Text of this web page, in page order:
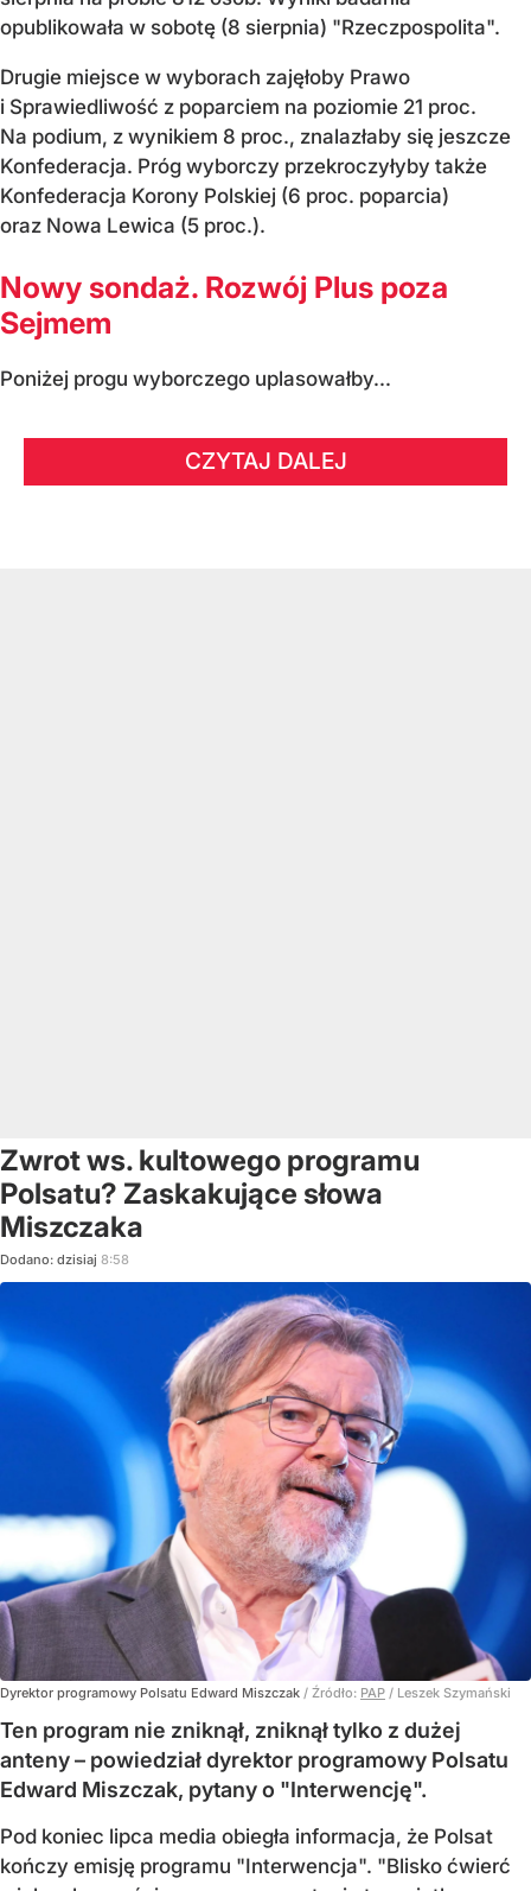
opublikowała w sobotę (8 sierpnia) "Rzeczpospolita".
Drugie miejsce w wyborach zajęłoby Prawo
i Sprawiedliwość z poparciem na poziomie 21 proc.
Na podium, z wynikiem 8 proc., znalazłaby się jeszcze
Konfederacja. Próg wyborczy przekroczyłyby także
Konfederacja Korony Polskiej (6 proc. poparcia)
oraz Nowa Lewica (5 proc.).
Nowy sondaż. Rozwój Plus poza
Sejmem
Poniżej progu wyborczego uplasowałby...
CZYTAJ DALEJ
Zwrot ws. kultowego programu
Polsatu? Zaskakujące słowa
Miszczaka
Dodano: dzisiaj 8:58
Dyrektor programowy Polsatu Edward Miszczak / Źródło: PAP / Leszek Szymański
Ten program nie zniknął, zniknął tylko z dużej
anteny – powiedział dyrektor programowy Polsatu
Edward Miszczak, pytany o "Interwencję".
Pod koniec lipca media obiegła informacja, że Polsat
kończy emisję programu "Interwencja". "Blisko ćwierć